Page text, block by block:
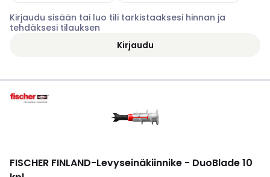
Kirjaudu sisään tai luo tili tarkistaaksesi hinnan ja
tehdäksesi tilauksen
Kirjaudu
FISCHER FINLAND-Levyseinäkiinnike - DuoBlade 10